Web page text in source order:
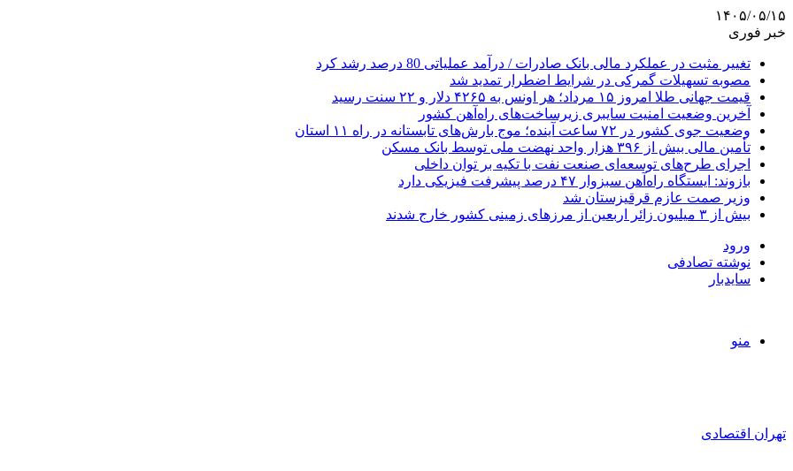
۱۴۰۵/۰۵/۱۵
خبر فوری
تغییر مثبت در عملکرد مالی بانک صادرات / درآمد عملیاتی 80 درصد رشد کرد
مصوبه تسهیلات گمرکی در شرایط اضطرار تمدید شد
قیمت جهانی طلا امروز ۱۵ مرداد؛ هر اونس به ۴۲۶۵ دلار و ۲۲ سنت رسید
آخرین وضعیت امنیت سایبری زیرساخت‌های راه‌آهن کشور
وضعیت جوی کشور در ۷۲ ساعت آینده؛ موج بارش‌های تابستانه در راه ۱۱ استان
تأمین مالی بیش از ۳۹۶ هزار واحد نهضت ملی توسط بانک مسکن
اجرای طرح‌های توسعه‌ای صنعت نفت با تکیه بر توان داخلی
بازوند: ایستگاه راه‌آهن سبزوار ۴۷ درصد پیشرفت فیزیکی دارد
وزیر صمت عازم قرقیزستان شد
بیش از ۳ میلیون زائر اربعین از مرزهای زمینی کشور خارج شدند
ورود
نوشته تصادفی
سایدبار
منو
تهران اقتصادی